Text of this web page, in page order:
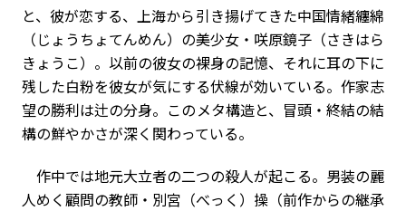
と、彼が恋する、上海から引き揚げてきた中国情緒纏綿
（じょうちょてんめん）の美少女・咲原鏡子（さきはら
きょうこ）。以前の彼女の裸身の記憶、それに耳の下に
残した白粉を彼女が気にする伏線が効いている。作家志
望の勝利は辻の分身。このメタ構造と、冒頭・終結の結
構の鮮やかさが深く関わっている。
作中では地元大立者の二つの殺人が起こる。男装の麗
人めく顧問の教師・別宮（べっく）操（前作からの継承